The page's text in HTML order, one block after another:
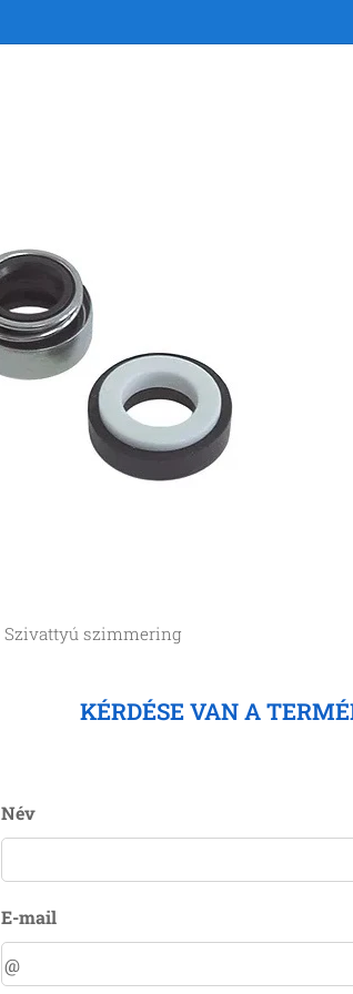
Szivattyú szimmering
KÉRDÉSE VAN A
Név
E-mail